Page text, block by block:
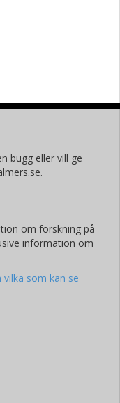
bugg eller vill ge
om forskning på
information om
som kan se